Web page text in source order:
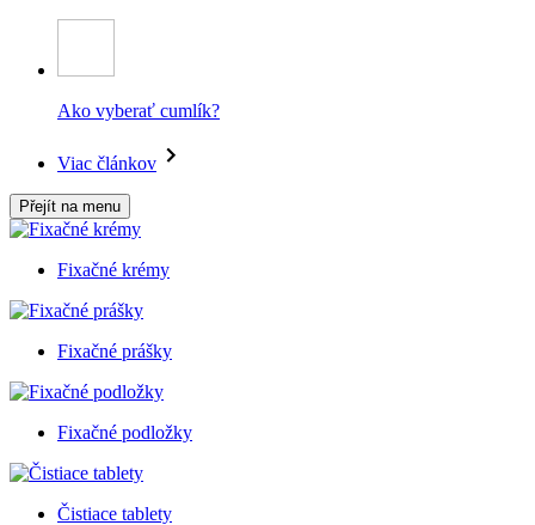
Ako vyberať cumlík?
Viac článkov
Přejít na menu
Fixačné krémy
Fixačné prášky
Fixačné podložky
Čistiace tablety